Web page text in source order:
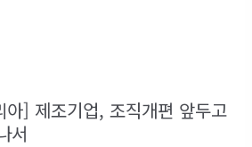
아] 제조기업, 조직개편 앞두고
서